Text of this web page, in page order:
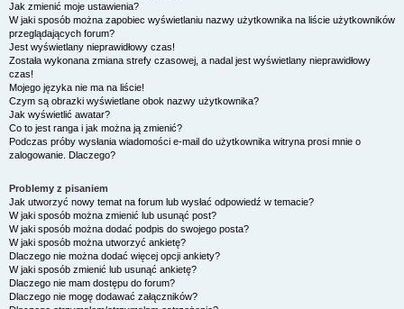
Jak zmienić moje ustawienia?
W jaki sposób można zapobiec wyświetlaniu nazwy użytkownika na liście użytkowników
przeglądających forum?
Jest wyświetlany nieprawidłowy czas!
Została wykonana zmiana strefy czasowej, a nadal jest wyświetlany nieprawidłowy
czas!
Mojego języka nie ma na liście!
Czym są obrazki wyświetlane obok nazwy użytkownika?
Jak wyświetlić awatar?
Co to jest ranga i jak można ją zmienić?
Podczas próby wysłania wiadomości e-mail do użytkownika witryna prosi mnie o
zalogowanie. Dlaczego?
Problemy z pisaniem
Jak utworzyć nowy temat na forum lub wysłać odpowiedź w temacie?
W jaki sposób można zmienić lub usunąć post?
W jaki sposób można dodać podpis do swojego posta?
W jaki sposób można utworzyć ankietę?
Dlaczego nie można dodać więcej opcji ankiety?
W jaki sposób zmienić lub usunąć ankietę?
Dlaczego nie mam dostępu do forum?
Dlaczego nie mogę dodawać załączników?